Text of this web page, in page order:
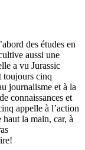
des études en
aussi une
a vu Jurassic
toujours cinq
journalisme et à la
connaissances et
appelle à l’action
la main, car, à